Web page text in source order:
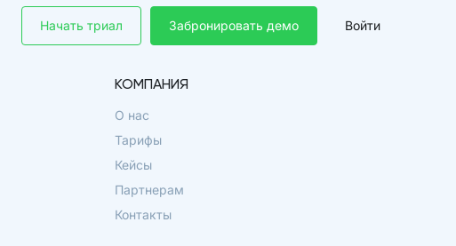
Забронировать демо
Начать триал Войти
КОМПАНИЯ
О нас
Тарифы
Кейсы
Партнерам
Контакты